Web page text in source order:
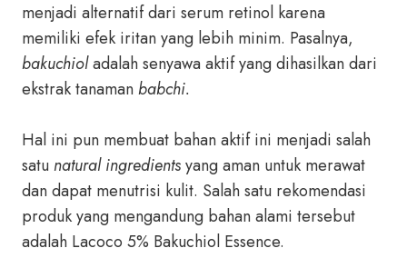
menjadi alternatif dari serum retinol karena
memiliki efek iritan yang lebih minim. Pasalnya,
bakuchioladalah senyawa aktif yang dihasilkan dari
ekstrak tanamanbabchi.
Hal ini pun membuat bahan aktif ini menjadi salah
satunatural ingredientsyang aman untuk merawat
dan dapat menutrisi kulit. Salah satu rekomendasi
produk yang mengandung bahan alami tersebut
adalah Lacoco 5% Bakuchiol Essence.